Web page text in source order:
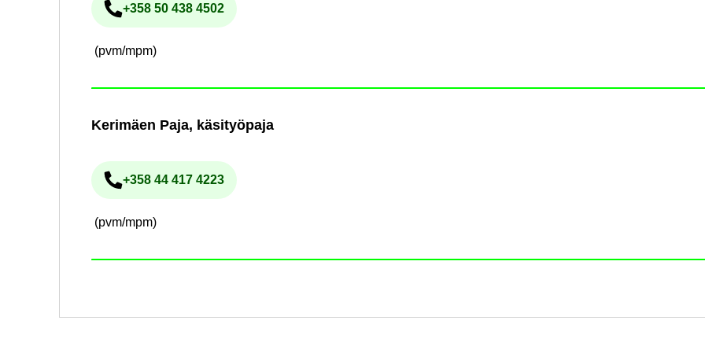
Pu­he­lin­nu­me­ro
+358 50 438 4502
(pvm/mpm)
Ke­ri­mäen Paja, kä­si­työ­pa­ja
Pu­he­lin­nu­me­ro
+358 44 417 4223
(pvm/mpm)